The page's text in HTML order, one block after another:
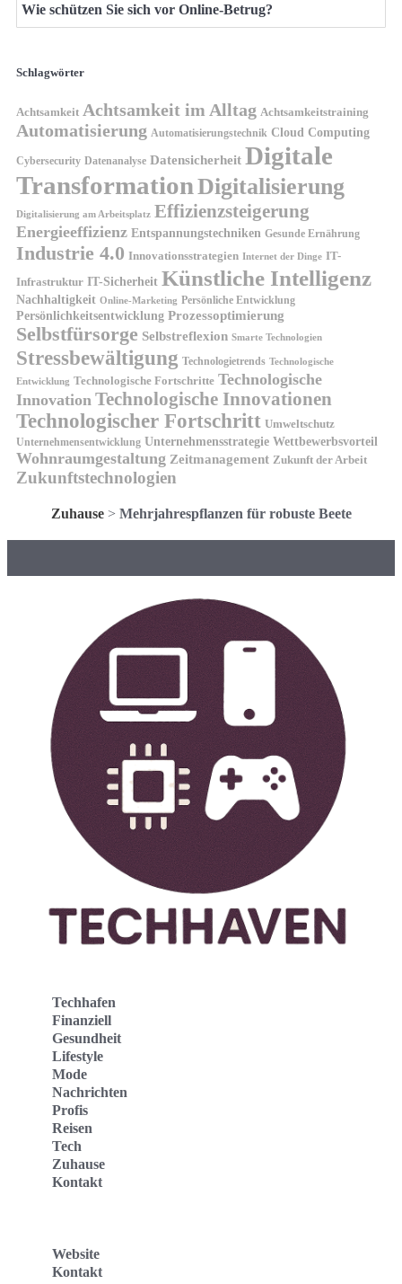
Wie schützen Sie sich vor Online-Betrug?
Schlagwörter
Achtsamkeit Achtsamkeit im Alltag Achtsamkeitstraining
Automatisierung Automatisierungstechnik Cloud Computing
Cybersecurity Datenanalyse Datensicherheit Digitale
TransformationDigitalisierung
Digitalisierung am Arbeitsplatz Effizienzsteigerung
Energieeffizienz Entspannungstechniken Gesunde Ernährung
Industrie 4.0 Innovationsstrategien Internet der Dinge IT-
Infrastruktur IT-Sicherheit Künstliche Intelligenz
Nachhaltigkeit Online-Marketing Persönliche Entwicklung
Persönlichkeitsentwicklung Prozessoptimierung
Selbstfürsorge Selbstreflexion Smarte Technologien
Stressbewältigung Technologietrends Technologische
Entwicklung Technologische Fortschritte Technologische
Innovation Technologische Innovationen
Technologischer Fortschritt Umweltschutz
Unternehmensentwicklung Unternehmensstrategie Wettbewerbsvorteil
Wohnraumgestaltung Zeitmanagement Zukunft der Arbeit
Zukunftstechnologien
Zuhause> Mehrjahrespflanzen für robuste Beete
Techhafen
Finanziell
Gesundheit
Lifestyle
Mode
Nachrichten
Profis
Reisen
Tech
Zuhause
Kontakt
Website
Kontakt